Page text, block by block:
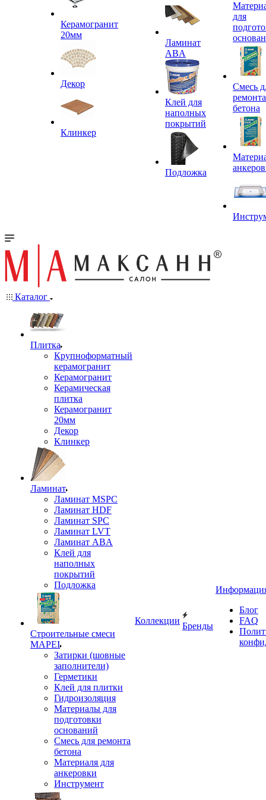
Керамогранит
20мм
Декор
Клинкер
Ламинат
ABA
Клей для
наполных
покрытий
Подложка
для
Смесь
ремонта
бетона
Каталог
Плитка
Крупноформатный
керамогранит
Керамогранит
Керамическая
плитка
Керамогранит
20мм
Декор
Клинкер
Ламинат
Ламинат MSPC
Ламинат HDF
Ламинат SPC
Ламинат LVT
Ламинат ABA
Клей для
наполных
покрытий
Подложка
Строительные смеси
MAPEI
Затирки (шовные
заполнители)
Герметики
Клей для плитки
Гидроизоляция
Материалы для
подготовки
оснований
Смесь для ремонта
бетона
Материаля для
анкеровки
Инструмент
Коллекции
Бренды
Блог
FAQ